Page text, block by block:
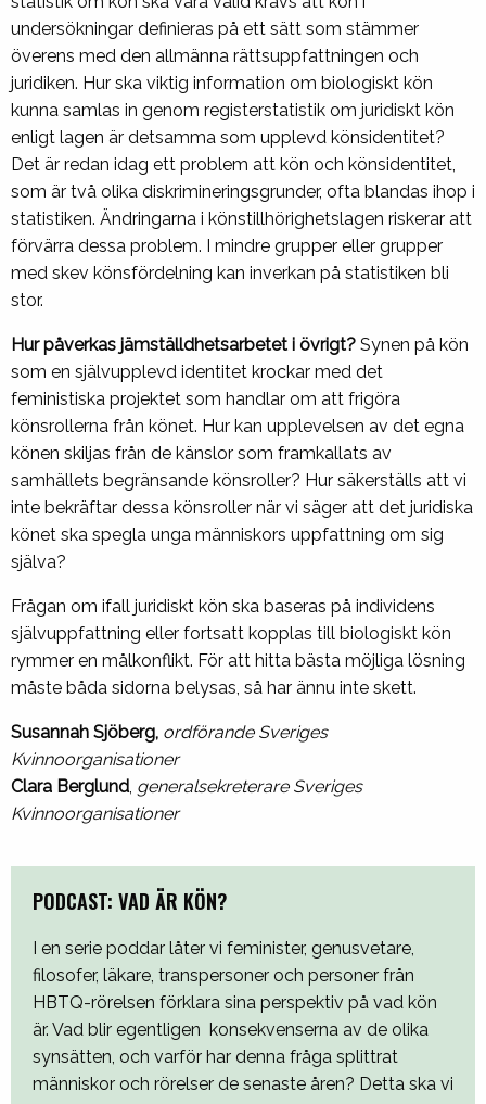
undersökningar definieras på ett sätt som stämmer
överens med den allmänna rättsuppfattningen och
juridiken. Hur ska viktig information om biologiskt kön
kunna samlas in genom registerstatistik om juridiskt kön
enligt lagen är detsamma som upplevd könsidentitet?
Det är redan idag ett problem att kön och könsidentitet,
som är två olika diskrimineringsgrunder, ofta blandas ihop i
statistiken. Ändringarna i könstillhörighetslagen riskerar att
förvärra dessa problem. I mindre grupper eller grupper
med skev könsfördelning kan inverkan på statistiken bli
stor.
Hur påverkas jämställdhetsarbetet i övrigt? Synen på kön
som en självupplevd identitet krockar med det
feministiska projektet som handlar om att frigöra
könsrollerna från könet. Hur kan upplevelsen av det egna
könen skiljas från de känslor som framkallats av
samhällets begränsande könsroller? Hur säkerställs att vi
inte bekräftar dessa könsroller när vi säger att det juridiska
könet ska spegla unga människors uppfattning om sig
själva?
Frågan om ifall juridiskt kön ska baseras på individens
självuppfattning eller fortsatt kopplas till biologiskt kön
rymmer en målkonflikt. För att hitta bästa möjliga lösning
måste båda sidorna belysas, så har ännu inte skett.
Susannah Sjöberg, ordförande Sveriges
Kvinnoorganisationer
Clara Berglund, generalsekreterare Sveriges
Kvinnoorganisationer
PODCAST: VAD ÄR KÖN?
I en serie poddar låter vi feminister, genusvetare,
filosofer, läkare, transpersoner och personer från
HBTQ-rörelsen förklara sina perspektiv på vad kön
är. Vad blir egentligen konsekvenserna av de olika
synsätten, och varför har denna fråga splittrat
människor och rörelser de senaste åren? Detta ska vi